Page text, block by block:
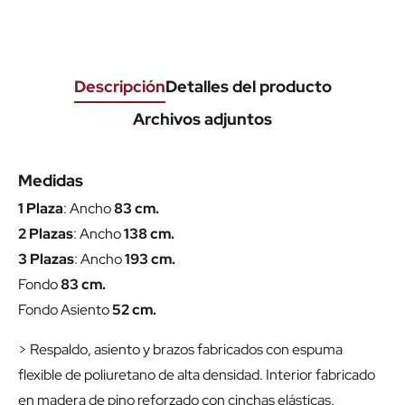
DescripciónDetalles del producto
Archivos adjuntos
Medidas
1 Plaza: Ancho83 cm.
2 Plazas: Ancho138 cm.
3 Plazas: Ancho193 cm.
Fondo83 cm.
Fondo Asiento52 cm.
> Respaldo, asiento y brazos fabricados con espuma
flexible de poliuretano de alta densidad. Interior fabricado
en madera de pino reforzado con cinchas elásticas.